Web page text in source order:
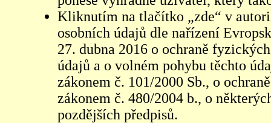
Kliknutím na tlačítko „zde“ v
osobních údajů dle nařízení
27. dubna 2016 o ochraně
údajů a o volném pohybu těchto
zákonem č. 101/2000 Sb., o
zákonem č. 480/2004 b., o
pozdějších předpisů.